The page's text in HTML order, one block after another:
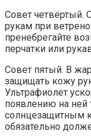
Совет четвёртый.
рукам при
пренебрегайте
перчатки или
Совет пятый. В
защищать кожу
Ультрафиолет
появлению на ней
солнцезащитным
обязательно